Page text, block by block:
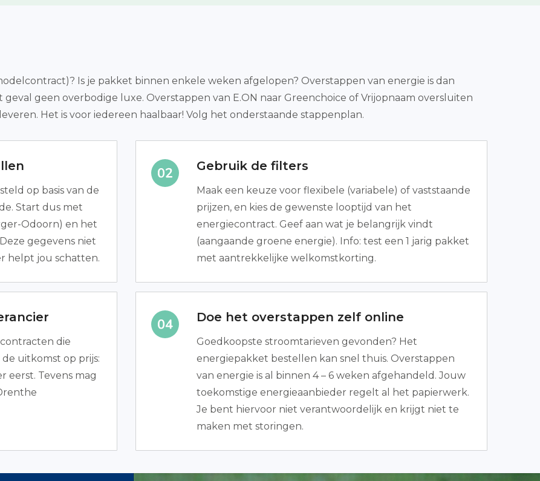
Is je pakket binnen enkele weken afgelopen? Overstappen van energie is dan
geen overbodige luxe. Overstappen van E.ON naar Greenchoice of Vrijopnaam oversluiten
Het is voor iedereen haalbaar! Volg het onderstaande stappenplan.
op basis van de
Start dus met
Odoorn) en het
gegevens niet
helpt jou schatten.
Gebruik de filters
Maak een keuze voor flexibele (variabele) of vaststaande
prijzen, en kies de gewenste looptijd van het
energiecontract. Geef aan wat je belangrijk vindt
(aangaande groene energie). Info: test een 1 jarig pakket
met aantrekkelijke welkomstkorting.
die
uitkomst op prijs:
eerst. Tevens mag
Doe het overstappen zelf online
Goedkoopste stroomtarieven gevonden? Het
energiepakket bestellen kan snel thuis. Overstappen
van energie is al binnen 4 – 6 weken afgehandeld. Jouw
toekomstige energieaanbieder regelt al het papierwerk.
Je bent hiervoor niet verantwoordelijk en krijgt niet te
maken met storingen.